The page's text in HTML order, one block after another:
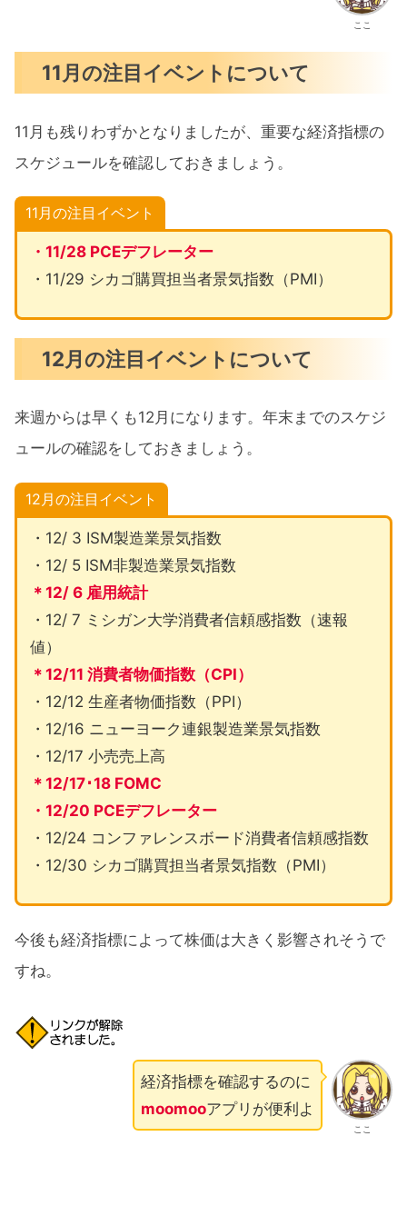
ここ
11月の注目イベントについて
11月も残りわずかとなりましたが、重要な経済指標の
スケジュールを確認しておきましょう。
11月の注目イベント
・11/28 PCEデフレーター
・11/29 シカゴ購買担当者景気指数（PMI）
12月の注目イベントについて
来週からは早くも12月になります。年末までのスケジ
ュールの確認をしておきましょう。
12月の注目イベント
・12/ 3 ISM製造業景気指数
・12/ 5 ISM非製造業景気指数
＊12/ 6 雇用統計
・12/ 7 ミシガン大学消費者信頼感指数（速報
値）
＊12/11 消費者物価指数（CPI）
・12/12 生産者物価指数（PPI）
・12/16 ニューヨーク連銀製造業景気指数
・12/17 小売売上高
＊12/17･18 FOMC
・12/20 PCEデフレーター
・12/24 コンファレンスボード消費者信頼感指数
・12/30 シカゴ購買担当者景気指数（PMI）
今後も経済指標によって株価は大きく影響されそうで
すね。
ここ
経済指標を確認するのに
moomooアプリが便利よ